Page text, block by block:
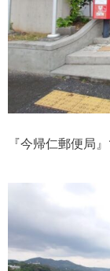
『今帰仁郵便局